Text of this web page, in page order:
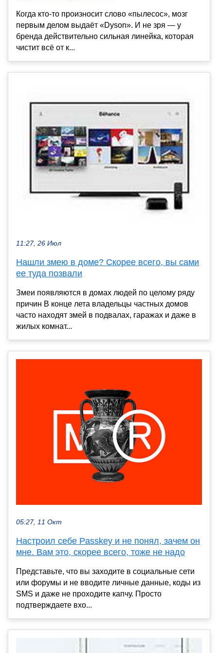
Когда кто-то произносит слово «пылесос», мозг
первым делом выдаёт «Dyson». И не зря — у
бренда действительно сильная линейка, которая
чистит всё от к...
11:27, 26 Июл
Нашли змею в доме? Скорее всего, вы сами
ее туда позвали
Змеи появляются в домах людей по целому ряду
причин В конце лета владельцы частных домов
часто находят змей в подвалах, гаражах и даже в
жилых комнат...
05:27, 11 Окт
Настроил себе Passkey и не понял, зачем он
мне. Вам это, скорее всего, тоже не надо
Представьте, что вы заходите в социальные сети
или форумы и не вводите личные данные, коды из
SMS и даже не проходите капчу. Просто
подтверждаете вхо...